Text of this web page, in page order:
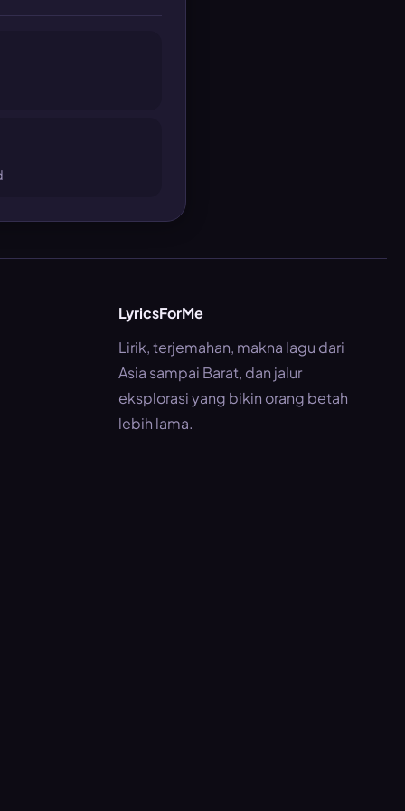
LyricsForMe
Lirik, terjemahan, makna lagu dari
Asia sampai Barat, dan jalur
eksplorasi yang bikin orang betah
lebih lama.